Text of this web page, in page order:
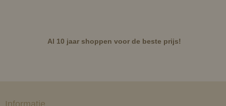
Al 10 jaar shoppen voor de beste prijs!